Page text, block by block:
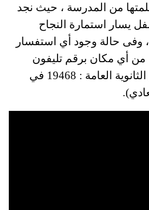
من المدرسة ، حيث نجد
يسار استمارة النجاح
، وفى حالة وجود أي استفسار
من أي مكان برقم تليفون
الخاص الساخن لتنسيق الثانوية العامة : 19468 في